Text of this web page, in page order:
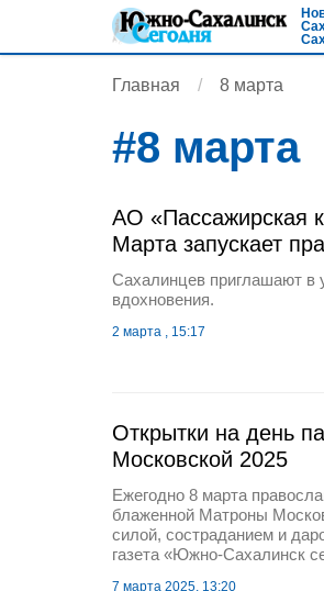
Главная 8 марта
#8 марта
АО «Пассажирская
Марта запускает
Сахалинцев приглашают в
вдохновения.
2 марта , 15:17
Открытки на день
Московской 2025
Ежегодно 8 марта
блаженной Матроны
силой, состраданием и
газета «Южно-Сахалинск
7 марта 2025, 13:20